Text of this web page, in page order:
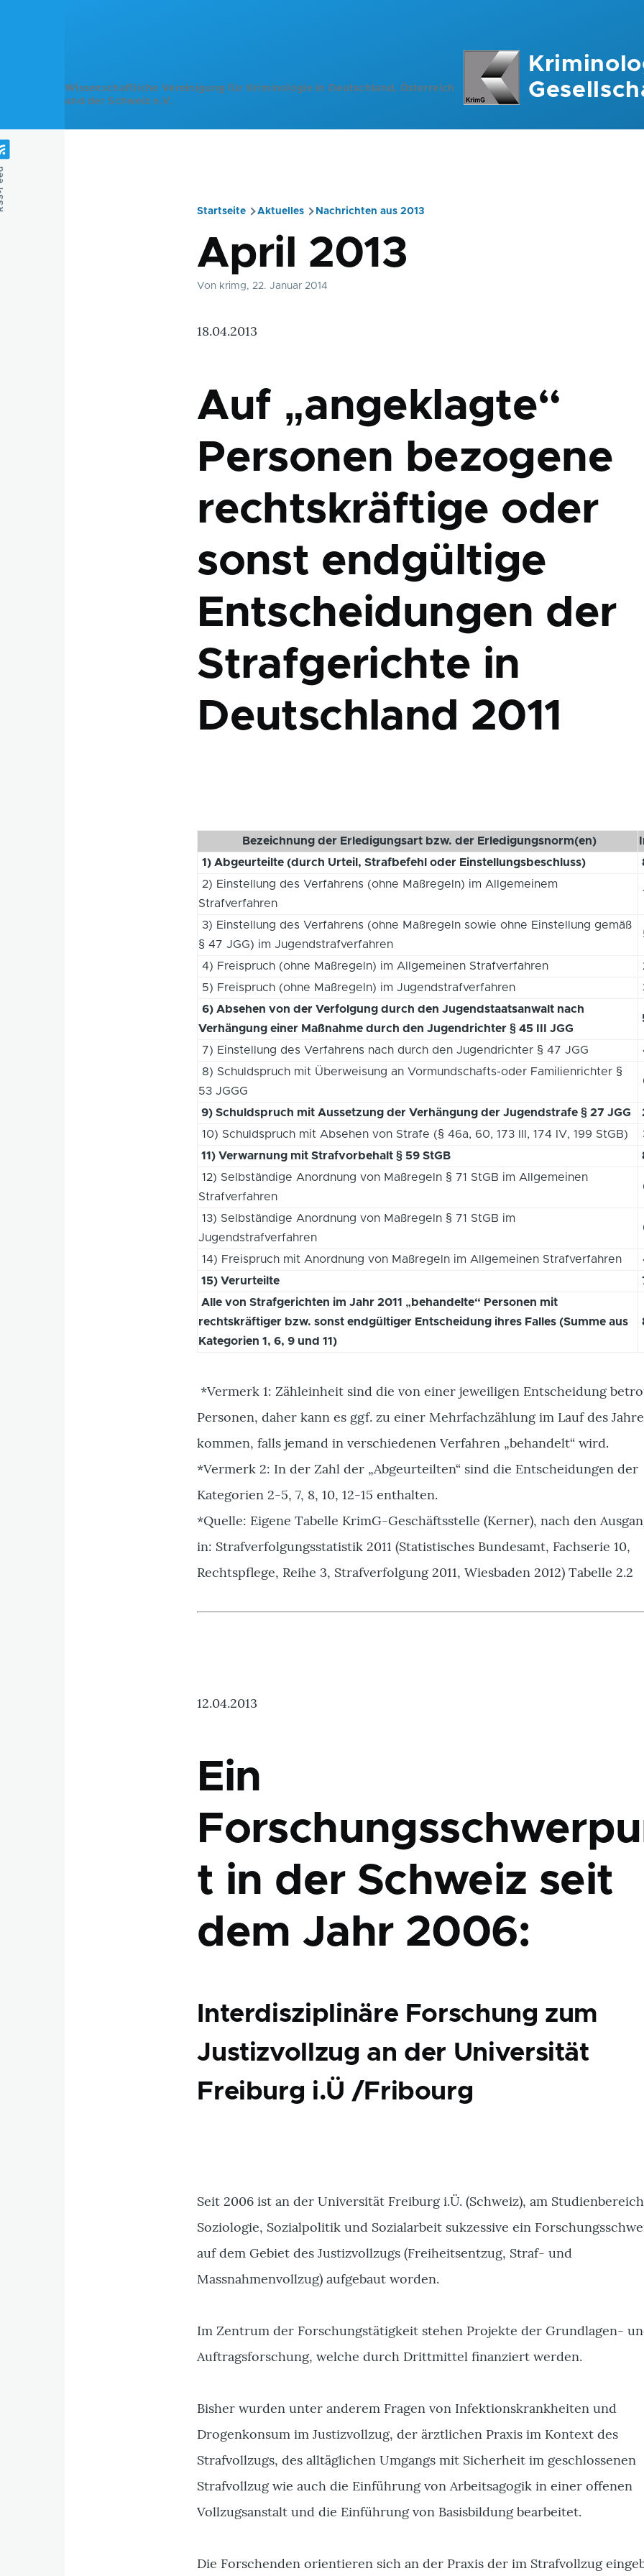
Wissenschaftliche Vereinigung für Kriminologie in Deutschland, Österreich
und der Schweiz e.V.
Pfadnavigation
Startseite Aktuelles Nachrichten aus 2013
April 2013
Von krimg, 22. Januar 2014
18.04.2013
Auf „angeklagte“
Personen bezogene
rechtskräftige oder
sonst endgültige
Entscheidungen der
Strafgerichte in
Deutschland 2011
Bezeichnung der Erledigungsart bzw. der Erledigungsnorm(en)
1) Abgeurteilte (durch Urteil, Strafbefehl oder Einstellungsbeschluss)
2) Einstellung des Verfahrens (ohne Maßregeln) im Allgemeinem
Strafverfahren
3) Einstellung des Verfahrens (ohne Maßregeln sowie ohne Einstellung gemäß
§ 47 JGG) im Jugendstrafverfahren
4) Freispruch (ohne Maßregeln) im Allgemeinen Strafverfahren
5) Freispruch (ohne Maßregeln) im Jugendstrafverfahren
6) Absehen von der Verfolgung durch den Jugendstaatsanwalt nach
Verhängung einer Maßnahme durch den Jugendrichter § 45 III JGG
7) Einstellung des Verfahrens nach durch den Jugendrichter § 47 JGG
8) Schuldspruch mit Überweisung an Vormundschafts-oder Familienrichter §
53 JGGG
9) Schuldspruch mit Aussetzung der Verhängung der Jugendstrafe § 27 JGG
10) Schuldspruch mit Absehen von Strafe (§ 46a, 60, 173 III, 174 IV, 199 StGB)
11) Verwarnung mit Strafvorbehalt § 59 StGB
12) Selbständige Anordnung von Maßregeln § 71 StGB im Allgemeinen
Strafverfahren
13) Selbständige Anordnung von Maßregeln § 71 StGB im
Jugendstrafverfahren
14) Freispruch mit Anordnung von Maßregeln im Allgemeinen Strafverfahren
15) Verurteilte
Alle von Strafgerichten im Jahr 2011 „behandelte“ Personen mit
rechtskräftiger bzw. sonst endgültiger Entscheidung ihres Falles (Summe aus
Kategorien 1, 6, 9 und 11)
*Vermerk 1: Zähleinheit sind die von einer jeweiligen Entscheidung
Personen, daher kann es ggf. zu einer Mehrfachzählung im Lauf des
kommen, falls jemand in verschiedenen Verfahren „behandelt“ wird.
*Vermerk 2: In der Zahl der „Abgeurteilten“ sind die Entscheidungen der
Kategorien 2-5, 7, 8, 10, 12-15 enthalten.
*Quelle: Eigene Tabelle KrimG-Geschäftsstelle (Kerner), nach den
in: Strafverfolgungsstatistik 2011 (Statistisches Bundesamt, Fachserie 10,
Rechtspflege, Reihe 3, Strafverfolgung 2011, Wiesbaden 2012) Tabelle 2.2
12.04.2013
Ein
t in der Schweiz seit
dem Jahr 2006:
Interdisziplinäre Forschung zum
Justizvollzug an der Universität
Freiburg i.Ü /Fribourg
Seit 2006 ist an der Universität Freiburg i.Ü. (Schweiz), am Studienbereich
Soziologie, Sozialpolitik und Sozialarbeit sukzessive ein
auf dem Gebiet des Justizvollzugs (Freiheitsentzug, Straf- und
Massnahmenvollzug) aufgebaut worden.
Im Zentrum der Forschungstätigkeit stehen Projekte der Grundlagen-
Auftragsforschung, welche durch Drittmittel finanziert werden.
Bisher wurden unter anderem Fragen von Infektionskrankheiten und
Drogenkonsum im Justizvollzug, der ärztlichen Praxis im Kontext des
Strafvollzugs, des alltäglichen Umgangs mit Sicherheit im geschlossenen
Strafvollzug wie auch die Einführung von Arbeitsagogik in einer offenen
Vollzugsanstalt und die Einführung von Basisbildung bearbeitet.
Die Forschenden orientieren sich an der Praxis der im Strafvollzug